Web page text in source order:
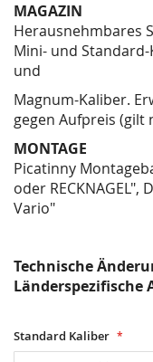
MAGAZIN
Herausnehmbares
Mini- und
und
Magnum-Kaliber.
gegen Aufpreis (gilt
MONTAGE
Picatinny
oder RECKNAGEL",
Vario"
Technische
Länderspezifische
Standard Kaliber